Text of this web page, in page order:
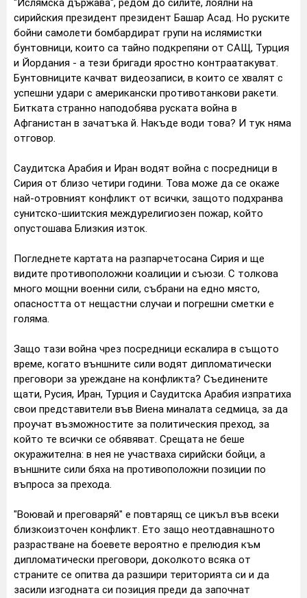
"Ислямска държава", редом до силите, лоялни на
сирийския президент президент Башар Асад. Но руските
бойни самолети бомбардират групи на ислямистки
бунтовници, които са тайно подкрепяни от САЩ, Турция
и Йордания - а тези бригади яростно контраатакуват.
Бунтовниците качват видеозаписи, в които се хвалят с
успешни удари с американски противотанкови ракети.
Битката странно наподобява руската война в
Афганистан в зачатъка й. Накъде води това? И тук няма
отговор.
Саудитска Арабия и Иран водят война с посредници в
Сирия от близо четири години. Това може да се окаже
най-отровният конфликт от всички, защото подхранва
сунитско-шиитския междурелигиозен пожар, който
опустошава Близкия изток.
Погледнете картата на разпарчетосана Сирия и ще
видите противоположни коалиции и съюзи. С толкова
много мощни военни сили, събрани на едно място,
опасността от нещастни случаи и погрешни сметки е
голяма.
Защо тази война чрез посредници ескалира в същото
време, когато външните сили водят дипломатически
преговори за уреждане на конфликта? Съединените
щати, Русия, Иран, Турция и Саудитска Арабия изпратиха
свои представители във Виена миналата седмица, за да
проучат възможностите за политическия преход, за
който те всички се обявяват. Срещата не беше
окуражителна: в нея не участваха сирийски бойци, а
външните сили бяха на противоположни позиции по
въпроса за прехода.
"Воювай и преговаряй" е повтарящ се цикъл във всеки
близкоизточен конфликт. Ето защо неотдавнашното
разрастване на боевете вероятно е прелюдия към
дипломатически преговори, доколкото всяка от
страните се опитва да разшири територията си и да
засили изгодната си позиция преди да започнат